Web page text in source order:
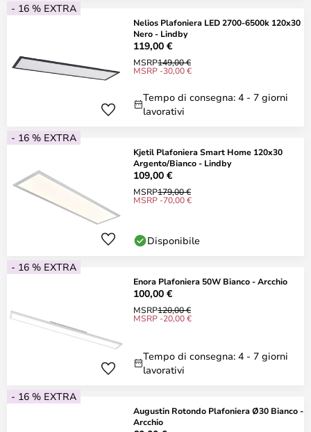
- 16 % EXTRA
Nelios Plafoniera LED 2700-6500k 120x30
Nero - Lindby
119,00 €
MSRP149,00 €
MSRP -30,00 €
Tempo di consegna: 4 - 7 giorni
lavorativi
- 16 % EXTRA
Kjetil Plafoniera Smart Home 120x30
Argento/Bianco - Lindby
109,00 €
MSRP179,00 €
MSRP -70,00 €
Disponibile
- 16 % EXTRA
Enora Plafoniera 50W Bianco - Arcchio
100,00 €
MSRP120,00 €
MSRP -20,00 €
Tempo di consegna: 4 - 7 giorni
lavorativi
- 16 % EXTRA
Augustin Rotondo Plafoniera Ø30 Bianco -
Arcchio